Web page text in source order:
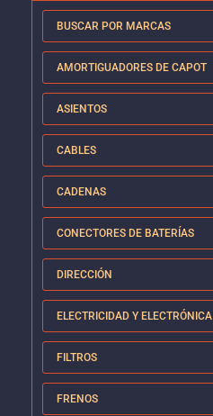
BUSCAR POR MARCAS
AMORTIGUADORES DE CAPOT
ASIENTOS
CABLES
CADENAS
CONECTORES DE BATERÍAS
DIRECCIÓN
ELECTRICIDAD Y ELECTRÓNICA
FILTROS
FRENOS